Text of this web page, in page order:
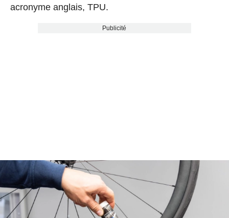
acronyme anglais, TPU.
Publicité